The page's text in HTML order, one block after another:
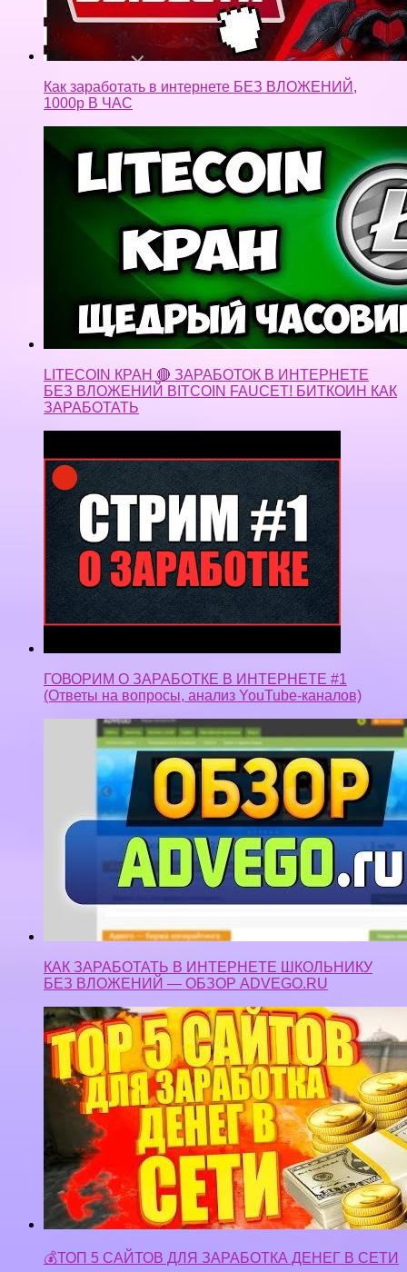
Как заработать в интернете БЕЗ ВЛОЖЕНИЙ,
1000р В ЧАС
LITECOIN КРАН 🔴 ЗАРАБОТОК В ИНТЕРНЕТЕ
БЕЗ ВЛОЖЕНИЙ BITCOIN FAUCET! БИТКОИН КАК
ЗАРАБОТАТЬ
ГОВОРИМ О ЗАРАБОТКЕ В ИНТЕРНЕТЕ #1
(Ответы на вопросы, анализ YouTube-каналов)
КАК ЗАРАБОТАТЬ В ИНТЕРНЕТЕ ШКОЛЬНИКУ
БЕЗ ВЛОЖЕНИЙ — ОБЗОР ADVEGO.RU
💰ТОП 5 САЙТОВ ДЛЯ ЗАРАБОТКА ДЕНЕГ В СЕТИ